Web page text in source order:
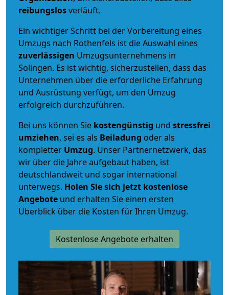
reibungslosverläuft.
Ein wichtiger Schritt bei der Vorbereitung eines
Umzugs nach Rothenfels ist die Auswahl eines
zuverlässigen Umzugsunternehmens in
Solingen. Es ist wichtig, sicherzustellen, dass das
Unternehmen über die erforderliche Erfahrung
und Ausrüstung verfügt, um den Umzug
erfolgreich durchzuführen.
Bei uns können Sie kostengünstig und stressfrei
umziehen, sei es als Beiladung oder als
kompletter Umzug. Unser Partnernetzwerk, das
wir über die Jahre aufgebaut haben, ist
deutschlandweit und sogar international
unterwegs. Holen Sie sich jetzt kostenlose
Angebote und erhalten Sie einen ersten
Überblick über die Kosten für Ihren Umzug.
Kostenlose Angebote erhalten